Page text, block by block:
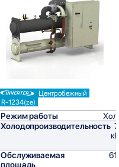
Сравнить
Центробежный
R-1234(ze)
Режим работы
Холодопроизводительность
Обслуживаемая
площадь